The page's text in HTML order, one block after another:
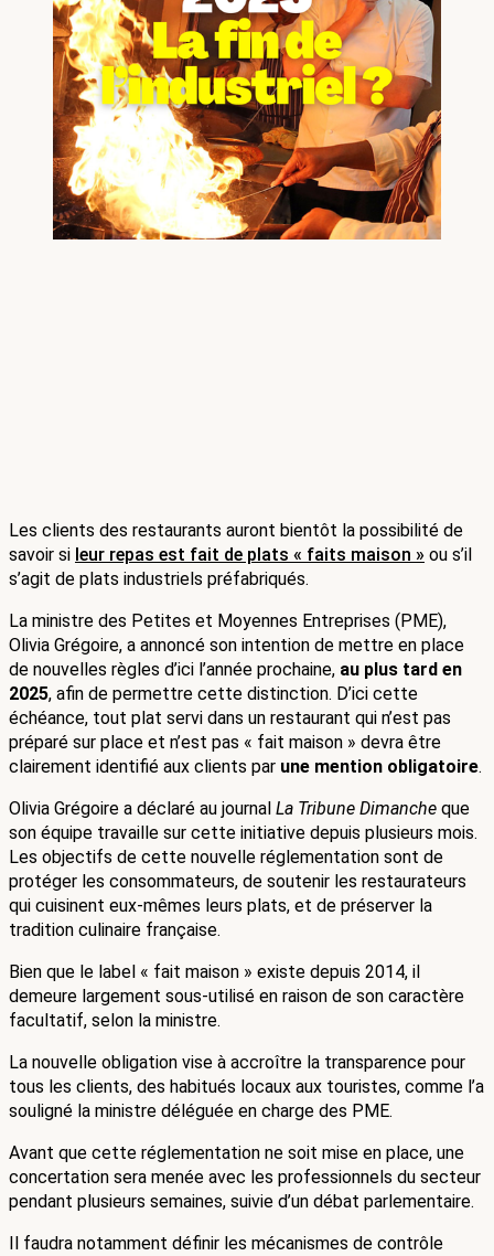
Les clients des restaurants auront bientôt la possibilité de
savoir si leur repas est fait de plats « faits maison » ou s’il
s’agit de plats industriels préfabriqués.
La ministre des Petites et Moyennes Entreprises (PME),
Olivia Grégoire, a annoncé son intention de mettre en place
de nouvelles règles d’ici l’année prochaine, au plus tard en
2025, afin de permettre cette distinction. D’ici cette
échéance, tout plat servi dans un restaurant qui n’est pas
préparé sur place et n’est pas « fait maison » devra être
clairement identifié aux clients par une mention obligatoire.
Olivia Grégoire a déclaré au journal La Tribune Dimanche que
son équipe travaille sur cette initiative depuis plusieurs mois.
Les objectifs de cette nouvelle réglementation sont de
protéger les consommateurs, de soutenir les restaurateurs
qui cuisinent eux-mêmes leurs plats, et de préserver la
tradition culinaire française.
Bien que le label « fait maison » existe depuis 2014, il
demeure largement sous-utilisé en raison de son caractère
facultatif, selon la ministre.
La nouvelle obligation vise à accroître la transparence pour
tous les clients, des habitués locaux aux touristes, comme l’a
souligné la ministre déléguée en charge des PME.
Avant que cette réglementation ne soit mise en place, une
concertation sera menée avec les professionnels du secteur
pendant plusieurs semaines, suivie d’un débat parlementaire.
Il faudra notamment définir les mécanismes de contrôle